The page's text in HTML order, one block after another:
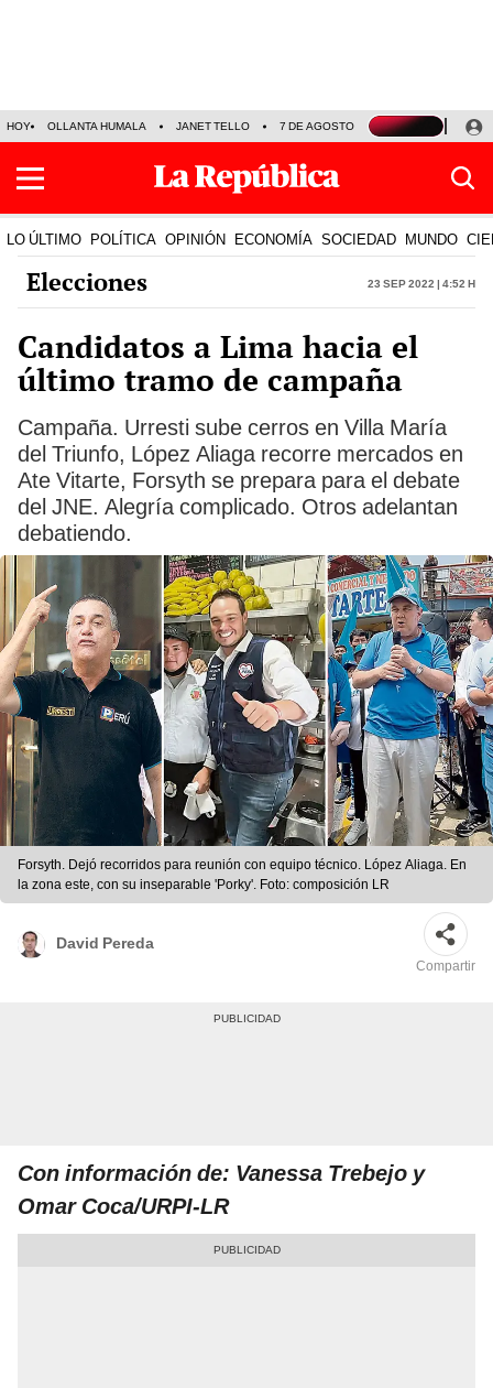
HOY OLLANTA HUMALA JANET TELLO 7 DE AGOSTO TINKA RESULTADOS
LO ÚLTIMO POLÍTICA OPINIÓN ECONOMÍA SOCIEDAD MUNDO
Elecciones 23 Sep 2022 | 4:52 h
Candidatos a Lima hacia el
último tramo de campaña
Campaña. Urresti sube cerros en Villa María
del Triunfo, López Aliaga recorre mercados en
Ate Vitarte, Forsyth se prepara para el debate
del JNE. Alegría complicado. Otros adelantan
debatiendo.
Forsyth. Dejó recorridos para reunión con equipo técnico. López Aliaga. En
la zona este, con su inseparable 'Porky'. Foto: composición LR
David Pereda
Compartir
Con información de: Vanessa Trebejo y
Omar Coca/URPI-LR